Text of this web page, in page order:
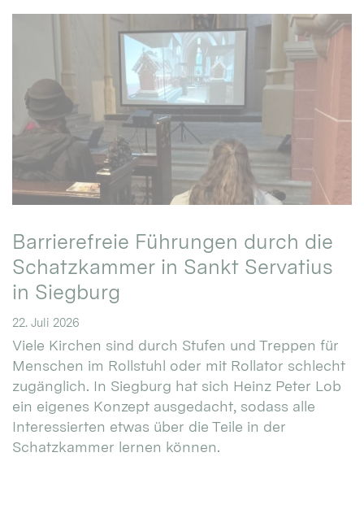
Barrierefreie Führungen durch die
Schatzkammer in Sankt Servatius
in Siegburg
22. Juli 2026
Viele Kirchen sind durch Stufen und Treppen für
Menschen im Rollstuhl oder mit Rollator schlecht
zugänglich. In Siegburg hat sich Heinz Peter Lob
ein eigenes Konzept ausgedacht, sodass alle
Interessierten etwas über die Teile in der
Schatzkammer lernen können.